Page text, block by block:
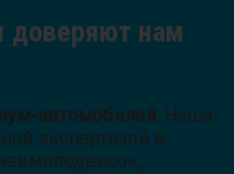
доверяют нам
автомобилей. Наша
экспертизой в